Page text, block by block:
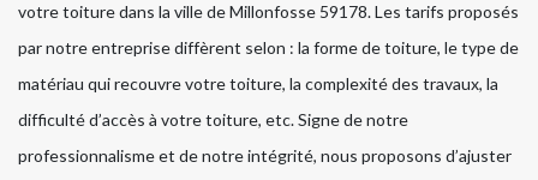
votre toiture dans la ville de Millonfosse 59178. Les tarifs proposés
par notre entreprise diffèrent selon : la forme de toiture, le type de
matériau qui recouvre votre toiture, la complexité des travaux, la
difficulté d’accès à votre toiture, etc. Signe de notre
professionnalisme et de notre intégrité, nous proposons d’ajuster